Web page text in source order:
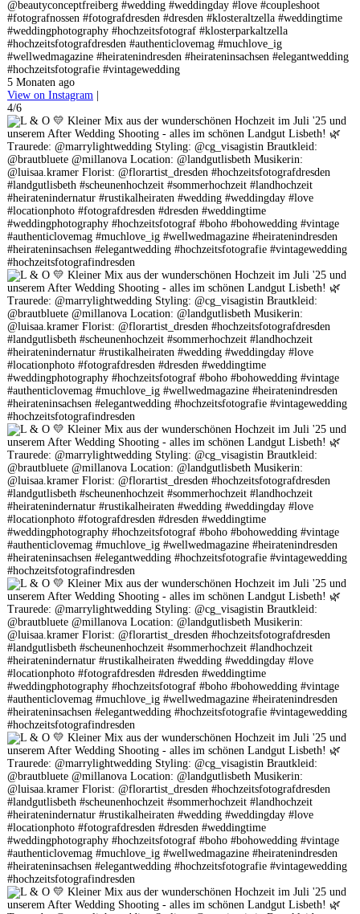
@beautyconceptfreiberg #wedding #weddingday #love #coupleshoot
#fotografnossen #fotografdresden #dresden #klosteraltzella #weddingtime
#weddingphotography #hochzeitsfotograf #klosterparkaltzella
#hochzeitsfotografdresden #authenticlovemag #muchlove_ig
#wellwedmagazine #heiratenindresden #heirateninsachsen #elegantwedding
#hochzeitsfotografie #vintagewedding
5 Monaten ago
View on Instagram
4/6